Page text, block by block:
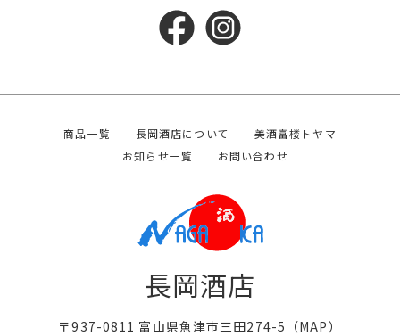
商品一覧 長岡酒店について
美酒富楼トヤマ
お知らせ一覧
お問い合わせ
長岡酒店
〒937-0811 富山県魚津市三田274-5（MAP）